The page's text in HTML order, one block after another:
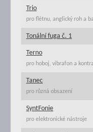
Trio
pro flétnu, anglický roh a
Tonální fuga č. 1
Terno
pro hoboj, vibrafon a
Tanec
pro různá obsazení
SyntFonie
pro elektronické nástroje